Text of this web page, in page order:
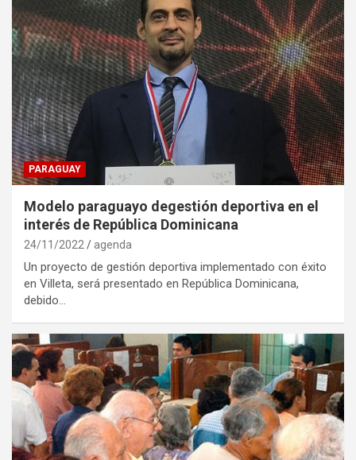
PARAGUAY
Modelo paraguayo degestión deportiva en el
interés de República Dominicana
24/11/2022 agenda
Un proyecto de gestión deportiva implementado con éxito
en Villeta, será presentado en República Dominicana,
debido…